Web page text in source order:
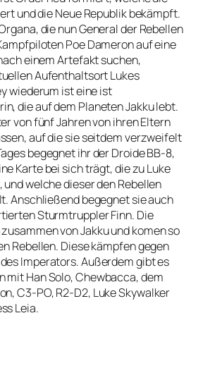
und die Neue Republik bekämpft.
die nun General der Rebellen
Poe Dameron auf eine
einem Artefakt suchen,
Aufenthaltsort Lukes
wiederum ist eine ist
die auf dem Planeten Jakku lebt.
von fünf Jahren von ihren Eltern
auf die sie seitdem verzweifelt
begegnet ihr der Droide BB-8,
Karte bei sich trägt, die zu Luke
welche dieser den Rebellen
Anschließend begegnet sie auch
Sturmtruppler Finn. Die
von Jakku und komen so
Rebellen. Diese kämpfen gegen
Imperators. Außerdem gibt es
mit Han Solo, Chewbacca, dem
C3-PO, R2-D2, Luke Skywalker
Leia.